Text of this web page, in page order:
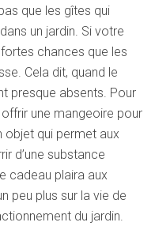
pas que les gîtes qui
un jardin. Si votre
chances que les
Cela dit, quand le
presque absents. Pour
une mangeoire pour
objet qui permet aux
d’une substance
cadeau plaira aux
peu plus sur la vie de
du jardin.